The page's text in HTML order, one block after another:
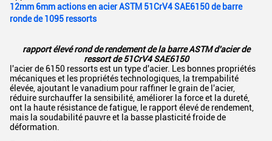
12mm 6mm actions en acier ASTM 51CrV4 SAE6150 de barre
ronde de 1095 ressorts
rapport élevé rond de rendement de la barre ASTM d'acier de
ressort de 51CrV4 SAE6150
l'acier de 6150 ressorts est un type d'acier. Les bonnes propriétés
mécaniques et les propriétés technologiques, la trempabilité
élevée, ajoutant le vanadium pour raffiner le grain de l'acier,
réduire surchauffer la sensibilité, améliorer la force et la dureté,
ont la haute résistance de fatigue, le rapport élevé de rendement,
mais la soudabilité pauvre et la basse plasticité froide de
déformation.